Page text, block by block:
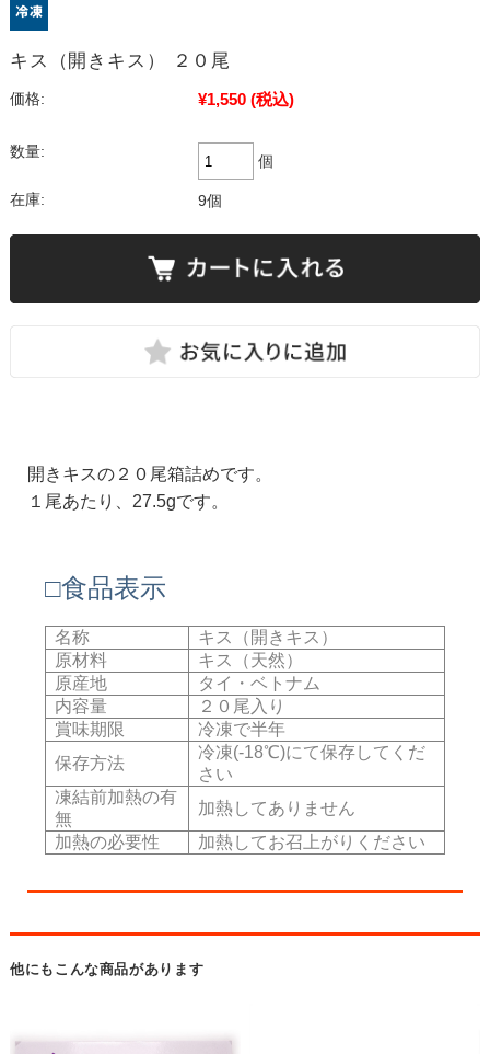
キス（開きキス） ２０尾
価格: ¥1,550 (税込)
数量:
個
在庫: 9個
開きキスの２０尾箱詰めです。
１尾あたり、27.5gです。
□食品表示
名称
キス（開きキス）
原材料
キス（天然）
原産地
タイ・ベトナム
内容量
２０尾入り
賞味期限
冷凍で半年
保存方法
冷凍(-18℃)にて保存してくだ
さい
凍結前加熱の有
無
加熱してありません
加熱の必要性
加熱してお召上がりください
他にもこんな商品があります